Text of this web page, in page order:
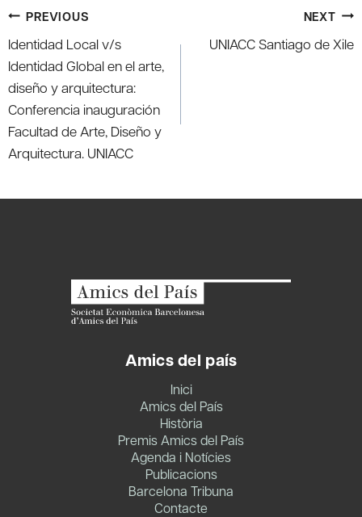
Post
navigation
PREVIOUS
Identidad Local v/s
Identidad Global en el arte,
diseño y arquitectura:
Conferencia inauguración
Facultad de Arte, Diseño y
Arquitectura. UNIACC
NEXT
UNIACC Santiago de Xile
Amics del país
Inici
Amics del País
Història
Premis Amics del País
Agenda i Notícies
Publicacions
Barcelona Tribuna
Contacte